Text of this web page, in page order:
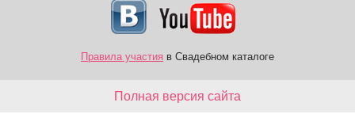
Правила участия в Свадебном каталоге
Полная версия сайта